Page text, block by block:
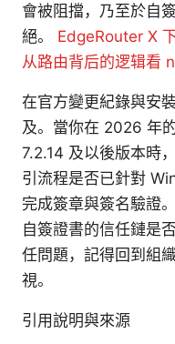
會被阻擋，乃至於自
絕。 EdgeRouter X
从路由背后的逻辑看
在官方變更紀錄與安
及。當你在 2026 年
7.2.14 及以後版本時
引流程是否已針對
完成簽章與簽名驗證
自簽證書的信任鏈是
任問題，記得回到組
視。
引用說明與來源